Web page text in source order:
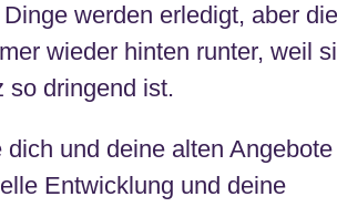
werden erledigt, aber die
wieder hinten runter, weil
so dringend ist.
und deine alten Angebote
Entwicklung und deine